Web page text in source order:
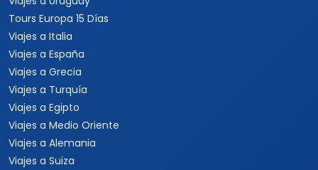
Tours Europa 15 Días
Viajes a Italia
Viajes a España
Viajes a Grecia
Viajes a Turquía
Viajes a Egipto
Viajes a Medio Oriente
Viajes a Alemania
Viajes a Suiza